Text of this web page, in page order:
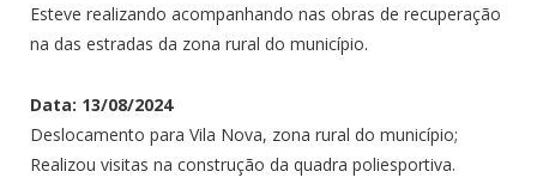
Esteve realizando acompanhando nas obras de recuperação
na das estradas da zona rural do município.
Data: 13/08/2024
Deslocamento para Vila Nova, zona rural do município;
Realizou visitas na construção da quadra poliesportiva.